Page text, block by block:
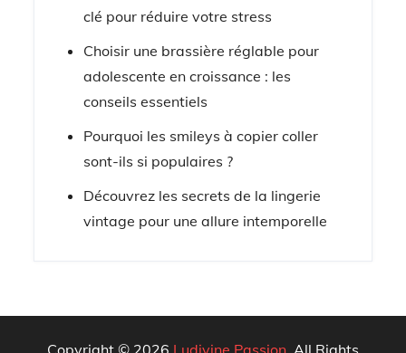
clé pour réduire votre stress
Choisir une brassière réglable pour
adolescente en croissance : les
conseils essentiels
Pourquoi les smileys à copier coller
sont-ils si populaires ?
Découvrez les secrets de la lingerie
vintage pour une allure intemporelle
Copyright © 2026 Ludivine Passion . All Rights